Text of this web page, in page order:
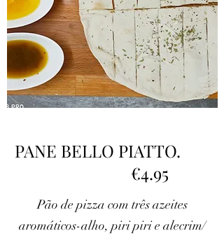
PANE BELLO PIATTO.
€4.95
Pão de pizza com três azeites
aromáticos-alho, piri piri e alecrim/